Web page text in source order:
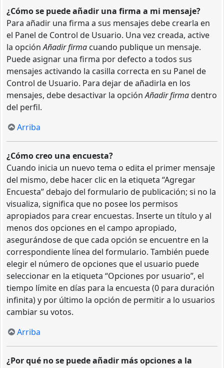
¿Cómo se puede añadir una firma a mi mensaje?
Para añadir una firma a sus mensajes debe crearla en
el Panel de Control de Usuario. Una vez creada, active
la opciónAñadir firma cuando publique un mensaje.
Puede asignar una firma por defecto a todos sus
mensajes activando la casilla correcta en su Panel de
Control de Usuario. Para dejar de añadirla en los
mensajes, debe desactivar la opciónAñadir firmadentro
del perfil.
Arriba
¿Cómo creo una encuesta?
Cuando inicia un nuevo tema o edita el primer mensaje
del mismo, debe hacer clic en la etiqueta “Agregar
Encuesta” debajo del formulario de publicación; si no la
visualiza, significa que no posee los permisos
apropiados para crear encuestas. Inserte un título y al
menos dos opciones en el campo apropiado,
asegurándose de que cada opción se encuentre en la
correspondiente línea del formulario. También puede
elegir el número de opciones que el usuario puede
seleccionar en la etiqueta “Opciones por usuario”, el
tiempo límite en días para la encuesta (0 para duración
infinita) y por último la opción de permitir a lo usuarios
cambiar su votos.
Arriba
¿Por qué no se puede añadir más opciones a la